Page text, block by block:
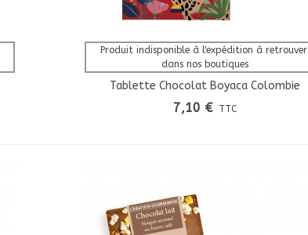
Afficher Plus
Produit indisponible à l'expédition à retrouver
dans nos boutiques
Tablette Chocolat Boyaca Colombie
7,10 € TTC